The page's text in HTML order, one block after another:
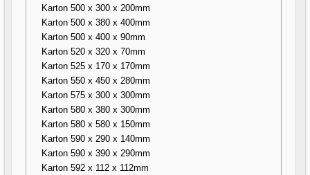
Karton 500 x 300 x 200mm
Karton 500 x 380 x 400mm
Karton 500 x 400 x 90mm
Karton 520 x 320 x 70mm
Karton 525 x 170 x 170mm
Karton 550 x 450 x 280mm
Karton 575 x 300 x 300mm
Karton 580 x 380 x 300mm
Karton 580 x 580 x 150mm
Karton 590 x 290 x 140mm
Karton 590 x 390 x 290mm
Karton 592 x 112 x 112mm